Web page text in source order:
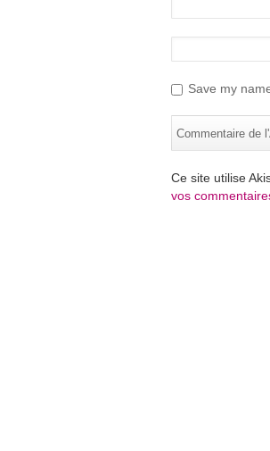
Save my
Ce site utilise
vos